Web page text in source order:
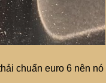
chuẩn euro 6 nên nó